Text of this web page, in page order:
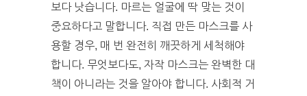
보다 낫습니다. 마르는 얼굴에 딱 맞는 것이
중요하다고 말합니다. 직접 만든 마스크를 사
용할 경우, 매 번 완전히 깨끗하게 세척해야
합니다. 무엇보다도, 자작 마스크는 완벽한 대
책이 아니라는 것을 알아야 합니다. 사회적 거